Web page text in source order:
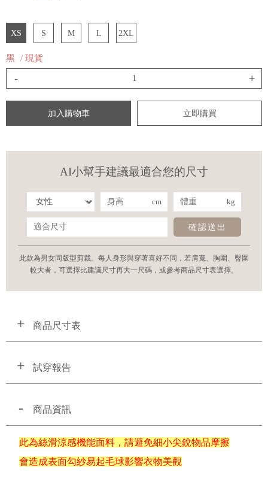
XS S M L 2XL
黑 / 現貨
- +
加入購物車 立即購買
AI小幫手建議最適合您的尺寸
cm kg
確認送出
此款為男女同版型剪裁。每人身形與穿著喜好不同，若肩寬、胸圍、臀圍
較大者，可選擇比建議尺寸再大一尺碼，或參考商品尺寸表選擇。
商品尺寸表
試穿報告
商品資訊
此為絲滑涼感機能面料，請避免細小尖銳物品摩擦
會造成表面勾紗易起毛球影響衣物美觀